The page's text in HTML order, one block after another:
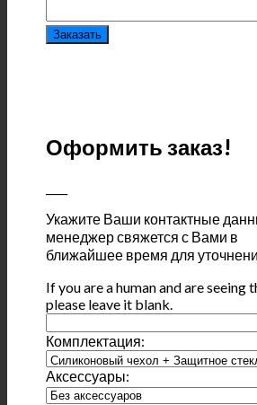
Оформить заказ!
Укажите Ваши контактные
менеджер свяжется с Вами в
ближайшее время для
If you are a human and are seeing
please leave it blank.
Комплектация:
Аксессуары: